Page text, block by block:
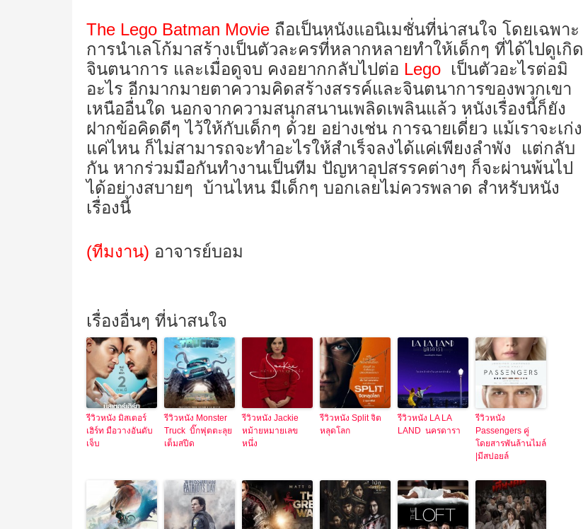
The Lego Batman Movie ถือเป็นหนังแอนิเมชั่นที่น่าสนใจ โดยเฉพาะ
การนำเลโก้มาสร้างเป็นตัวละครที่หลากหลายทำให้เด็กๆ ที่ได้ไปดูเกิด
จินตนาการ และเมื่อดูจบ คงอยากกลับไปต่อ Lego เป็นตัวอะไรต่อมิ
อะไร อีกมากมายตาความคิดสร้างสรรค์และจินตนาการของพวกเขา
เหนืออื่นใด นอกจากความสนุกสนานเพลิดเพลินแล้ว หนังเรื่องนี้ก็ยัง
ฝากข้อคิดดีๆ ไว้ให้กับเด็กๆ ด้วย อย่างเช่น การฉายเดี่ยว แม้เราจะเก่ง
แค่ไหน ก็ไม่สามารถจะทำอะไรให้สำเร็จลงได้แค่เพียงลำพัง แต่กลับ
กัน หากร่วมมือกันทำงานเป็นทีม ปัญหาอุปสรรคต่างๆ ก็จะผ่านพ้นไป
ได้อย่างสบายๆ บ้านไหน มีเด็กๆ บอกเลยไม่ควรพลาด สำหรับหนัง
เรื่องนี้
(ทีมงาน) อาจารย์บอม
เรื่องอื่นๆ ที่น่าสนใจ
รีวิวหนัง มิสเตอร์
เฮิร์ท มือวางอันดับ
เจ็บ
รีวิวหนัง Monster
Truck บิ๊กฟุตตะลุย
เต็มสปีด
รีวิวหนัง Jackie
หม้ายหมายเลข
หนึ่ง
รีวิวหนัง Split จิต
หลุดโลก
รีวิวหนัง LA LA
LAND นครดารา
รีวิวหนัง
Passengers คู่
โดยสารพันล้านไมล์
|มีสปอยล์